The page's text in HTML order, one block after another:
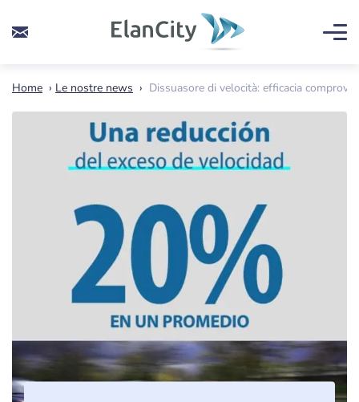
Home › Le nostre news › Dissuasore di velocità: efficacia